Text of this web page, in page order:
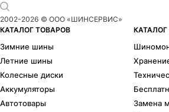
2002-2026 © ООО «ШИНСЕРВИС»
КАТАЛОГ ТОВАРОВ
Зимние шины
Летние шины
Колесные диски
Аккумуляторы
Автотовары
КАТАЛОГ
Замена